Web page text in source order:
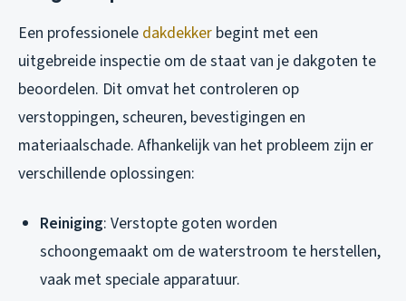
Een professionele dakdekker begint met een
uitgebreide inspectie om de staat van je dakgoten te
beoordelen. Dit omvat het controleren op
verstoppingen, scheuren, bevestigingen en
materiaalschade. Afhankelijk van het probleem zijn er
verschillende oplossingen:
Reiniging: Verstopte goten worden
schoongemaakt om de waterstroom te herstellen,
vaak met speciale apparatuur.